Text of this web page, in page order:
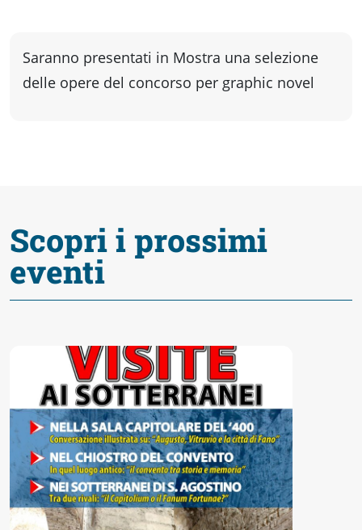
fare
Enogastronomia
Informazioni
Guide
Fano
Accessibili
Saranno presentati in Mostra una selezione
delle opere del concorso per graphic novel
Scopri i prossimi
eventi